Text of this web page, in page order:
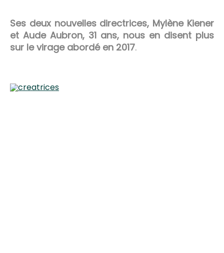
Ses deux nouvelles directrices, Mylène Kiener
et Aude Aubron, 31 ans, nous en disent plus
sur le virage abordé en 2017.